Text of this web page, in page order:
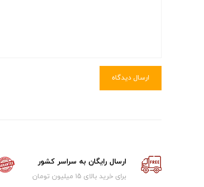
ارسال دیدگاه
ارسال رایگان به سراسر کشور
برای خرید بالای ۱5 میلیون تومان